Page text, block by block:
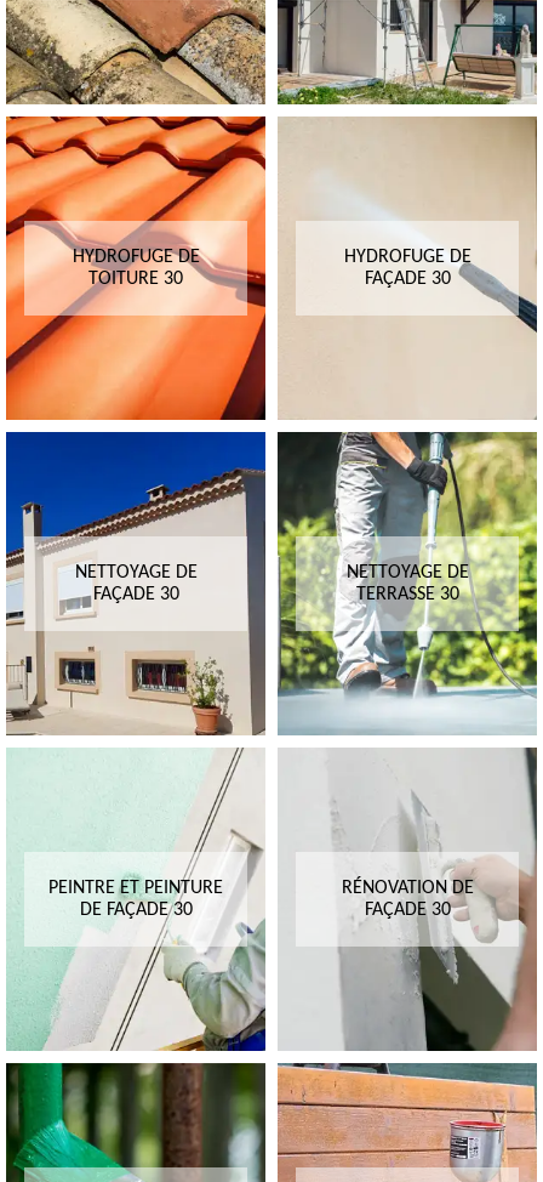
HYDROFUGE DE
TOITURE 30
HYDROFUGE DE
FAÇADE 30
NETTOYAGE DE
FAÇADE 30
NETTOYAGE DE
TERRASSE 30
PEINTRE ET PEINTURE
DE FAÇADE 30
RÉNOVATION DE
FAÇADE 30